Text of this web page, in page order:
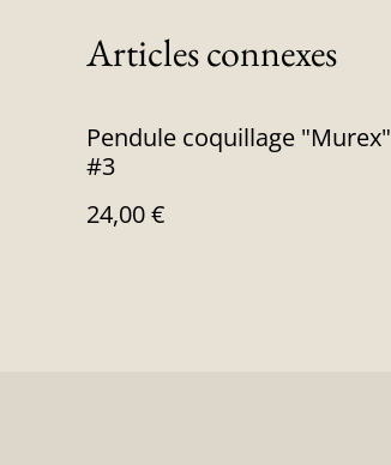
Articles connexes
Pendule coquillage "Murex"
#3
24,00 €